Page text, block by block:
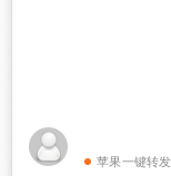
苹果一键转发